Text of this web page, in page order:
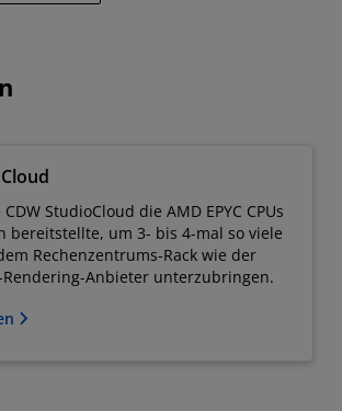
StudioCloud die AMD EPYC CPUs
bereitstellte, um 3- bis 4-mal so viele
Rechenzentrums-Rack wie der
Rendering-Anbieter unterzubringen.